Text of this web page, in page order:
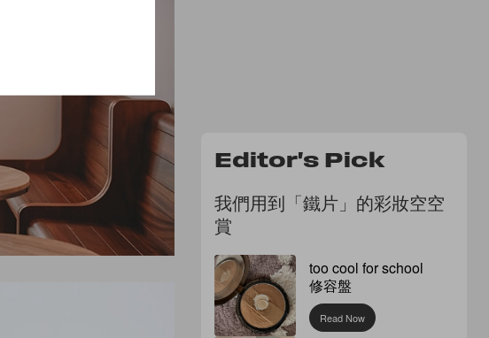
Editor's Pick
我們用到「鐵片」的彩妝空空
賞
too cool for school
修容盤
Read Now